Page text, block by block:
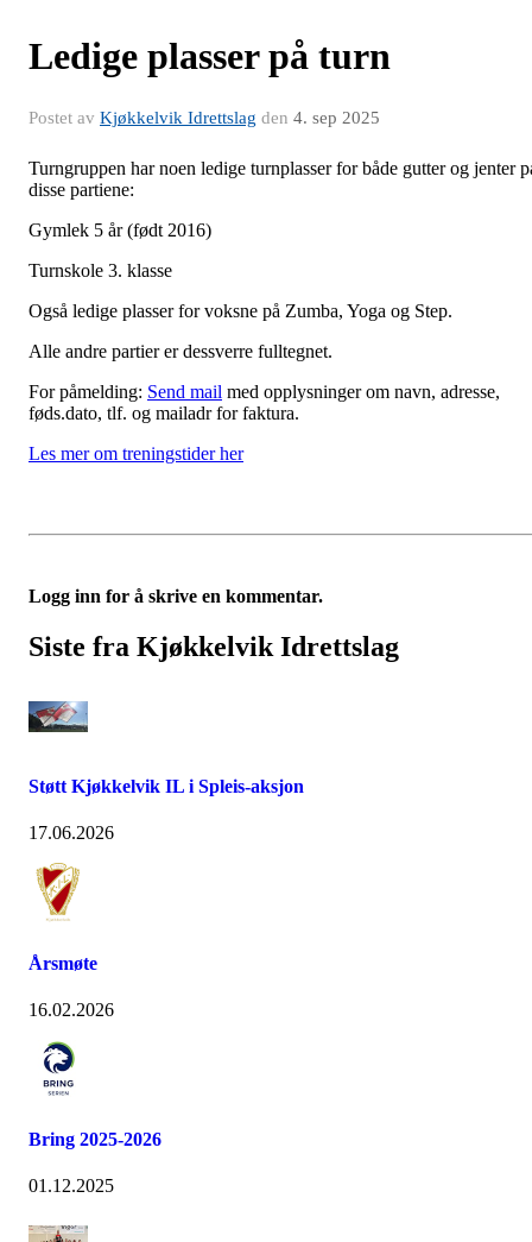
Ledige plasser på turn
Postet av Kjøkkelvik Idrettslag den 4. sep 2025
Turngruppen har noen ledige turnplasser for både gutter og jenter
disse partiene:
Gymlek 5 år (født 2016)
Turnskole 3. klasse
Også ledige plasser for voksne på Zumba, Yoga og Step.
Alle andre partier er dessverre fulltegnet.
For påmelding: Send mail med opplysninger om navn, adresse,
føds.dato, tlf. og mailadr for faktura.
Les mer om treningstider her
Logg inn for å skrive en kommentar.
Siste fra Kjøkkelvik Idrettslag
Støtt Kjøkkelvik IL i Spleis-aksjon
17.06.2026
Årsmøte
16.02.2026
Bring 2025-2026
01.12.2025